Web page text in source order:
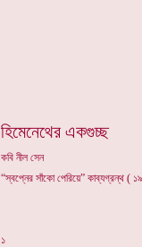
হিমেনেথের একগুচ্ছ
কবি নীল সেন
“স্বপ্নের সাঁকো পেরিয়ে” কাব্যগ্রন্থ (
১